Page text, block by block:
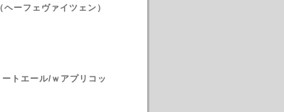
ーフェヴァイツェン）
トエール/ｗアプリコッ